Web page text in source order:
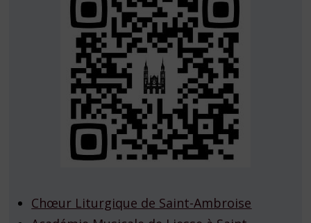
Chœur Liturgique de Saint-Ambroise